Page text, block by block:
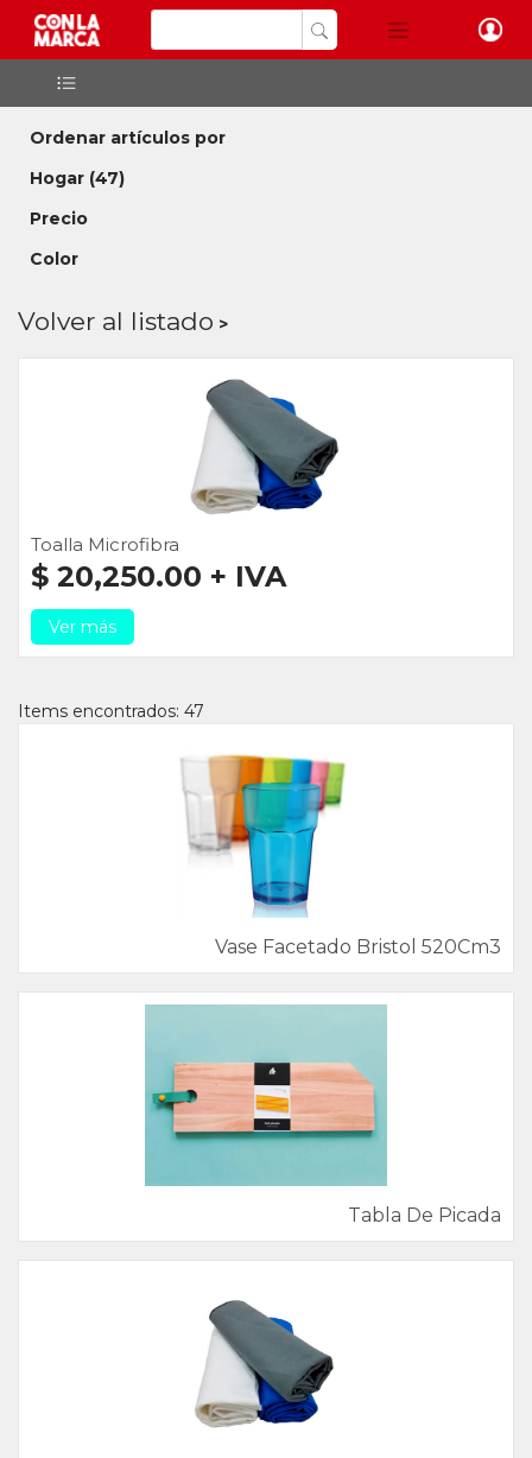
Ordenar artículos por
Hogar (47)
Precio
Color
Volver al listado
Toalla Microfibra
$ 20,250.00 + IVA
Ver más
Items encontrados: 47
Vase Facetado Bristol 520Cm3
Tabla De Picada